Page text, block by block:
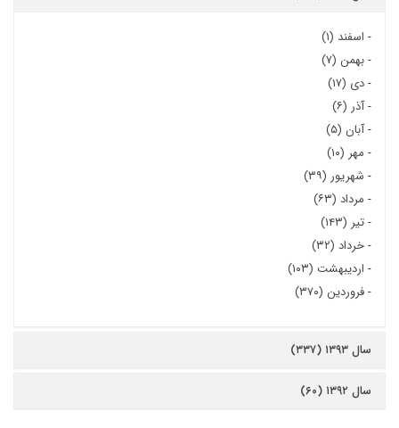
- اسفند (۱)
-بهمن (۷)
-دی (۱۷)
-آذر (۶)
-آبان (۵)
- مهر (۱۰)
- شهریور (۳۹)
- مرداد (۶۳)
-تیر (۱۴۳)
-خرداد (۳۲)
- اردیبهشت (۱۰۳)
-فروردین (۳۷۰)
سال ۱۳۹۳ (۳۳۷)
سال ۱۳۹۲ (۶۰)